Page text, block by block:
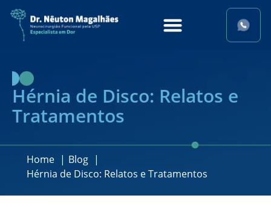
Hérnia de Disco: Relatos e
Tratamentos
Home
Blog
Hérnia de Disco: Relatos e Tratamentos